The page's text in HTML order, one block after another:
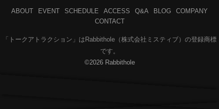
ABOUT EVENT SCHEDULE ACCESS Q&A BLOG
COMPANY
CONTACT
「トークアトラクション」はRabbithole（株式会社ミスティブ）の登録商標
です。
©2026 Rabbithole